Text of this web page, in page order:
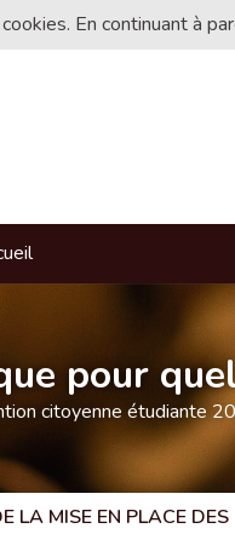
En continuant à
pour
citoyenne étudiante
LA MISE EN PLACE